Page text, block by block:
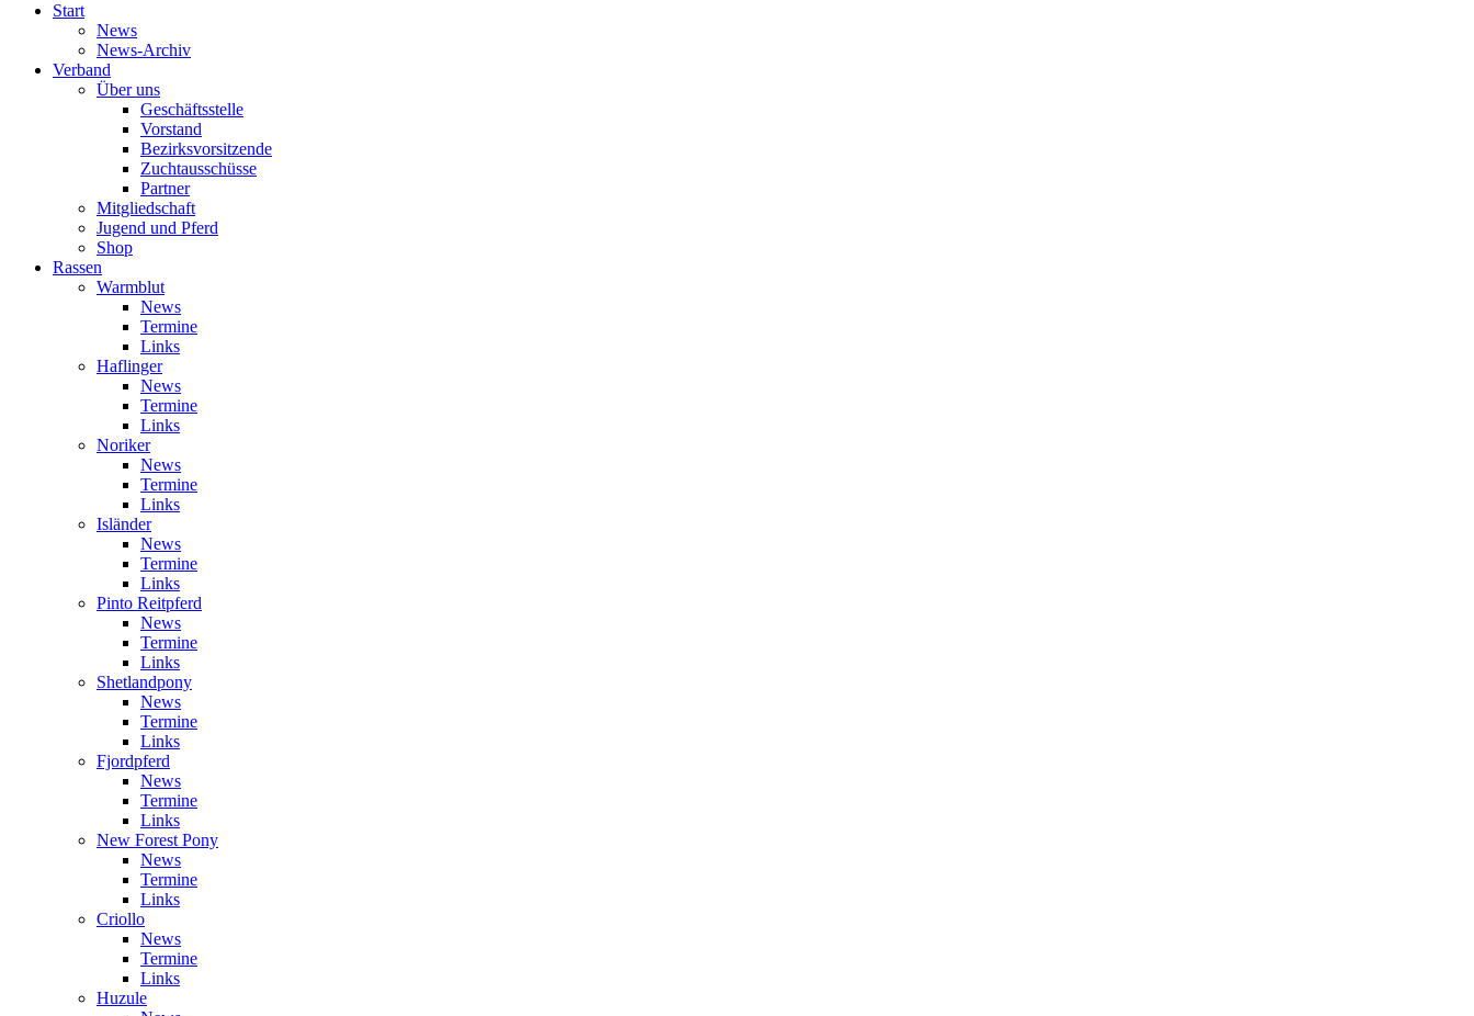
Start
News
News-Archiv
Verband
Über uns
Geschäftsstelle
Vorstand
Bezirksvorsitzende
Zuchtausschüsse
Partner
Mitgliedschaft
Jugend und Pferd
Shop
Rassen
Warmblut
News
Termine
Links
Haflinger
News
Termine
Links
Noriker
News
Termine
Links
Isländer
News
Termine
Links
Pinto Reitpferd
News
Termine
Links
Shetlandpony
News
Termine
Links
Fjordpferd
News
Termine
Links
New Forest Pony
News
Termine
Links
Criollo
News
Termine
Links
Huzule